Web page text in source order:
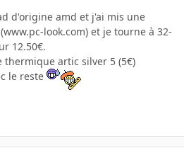
d'origine amd et j'ai mis une
look.com) et je tourne à 32-
12.50€.
thermique artic silver 5 (5€)
le reste